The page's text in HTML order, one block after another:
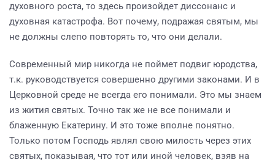
духовного роста, то здесь произойдет диссонанс и
духовная катастрофа. Вот почему, подражая святым, мы
не должны слепо повторять то, что они делали.
Современный мир никогда не поймет подвиг юродства,
т.к. руководствуется совершенно другими законами. И в
Церковной среде не всегда его понимали. Это мы знаем
из жития святых. Точно так же не все понимали и
блаженную Екатерину. И это тоже вполне понятно.
Только потом Господь являл свою милость через этих
святых, показывая, что тот или иной человек, взяв на